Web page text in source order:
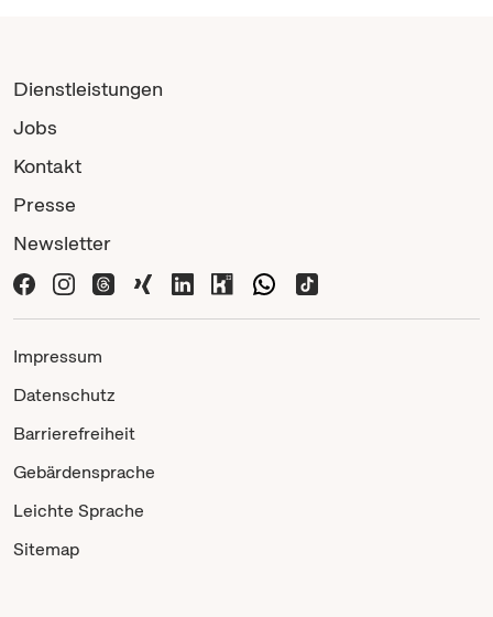
Dienstleistungen
Jobs
Kontakt
Presse
Newsletter
Impressum
Datenschutz
Barrierefreiheit
Gebärdensprache
Leichte Sprache
Sitemap